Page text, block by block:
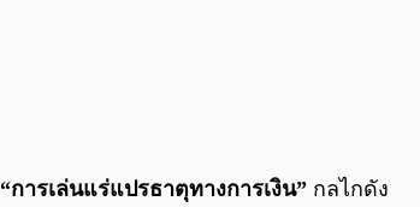
“การเล่นแร่แปรธาตุทางการเงิน” กลไกดัง